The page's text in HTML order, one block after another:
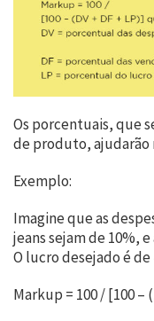
Os porcentuais, que
de produto, ajudarão
Exemplo:
Imagine que as
jeans sejam de 10%,
O lucro desejado é
Markup = 100 / [100 –